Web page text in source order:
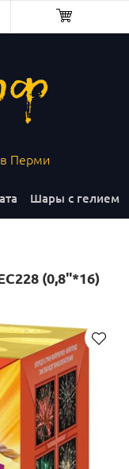
Перми
Шары с гелием
(0,8''*16)